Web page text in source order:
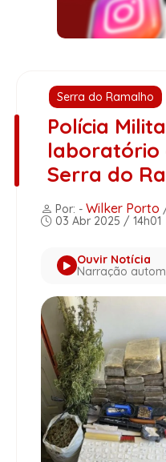
Serra do Ramalho
Polícia
laboratório
Serra do
Por: - Wilker Porto
03 Abr 2025 / 14h01
Ouvir Notícia
Narração